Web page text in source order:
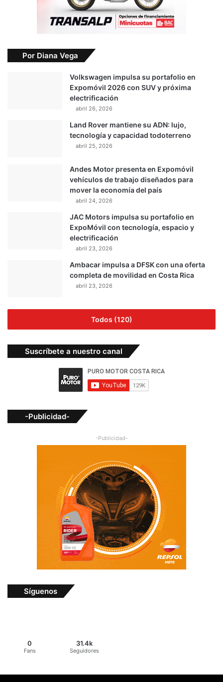
Por Diana Vega
Volkswagen impulsa su portafolio en
Expomóvil 2026 con SUV y próxima
electrificación
abril 26, 2026
Land Rover mantiene su ADN: lujo,
tecnología y capacidad todoterreno
abril 25, 2026
Andes Motor presenta en Expomóvil
vehículos de trabajo diseñados para
mover la economía del país
abril 24, 2026
JAC Motors impulsa su portafolio en
ExpoMóvil con tecnología, espacio y
electrificación
abril 23, 2026
Ambacar impulsa a DFSK con una oferta
completa de movilidad en Costa Rica
abril 23, 2026
Todos (120)
Suscríbete a nuestro canal
-Publicidad-
-Publicidad-
Síguenos
0
Fans
31.4k
Seguidores